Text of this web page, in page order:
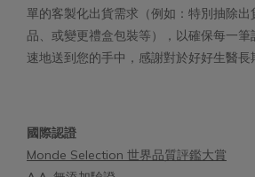
單的客製化出貨需求（例如：特別抽除出
品、或變更禮盒包裝等），以確保每一
速地送到您的手中，感謝對於好好生醫長
國際認證
Monde Selection 世界品質評鑑大賞